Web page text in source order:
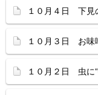
１０月４日 下見
１０月３日 お味
１０月２日 虫に“